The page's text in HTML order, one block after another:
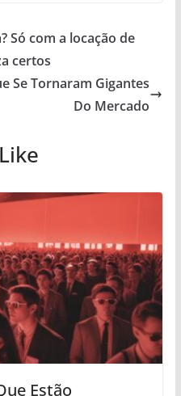
Só com a locação de
certos
Se Tornaram Gigantes
Do Mercado
Estão